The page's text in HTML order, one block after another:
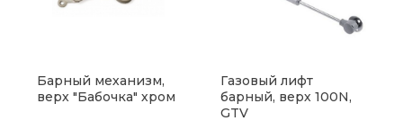
Барный механизм,
верх "Бабочка" хром
Газовый лифт
барный, верх 100N,
GTV